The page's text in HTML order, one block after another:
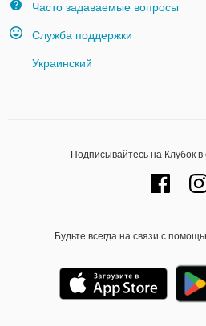
Часто задаваемые вопросы
Служба поддержки
Украинский
Подписывайтесь на Клубок
Будьте всегда на связи с